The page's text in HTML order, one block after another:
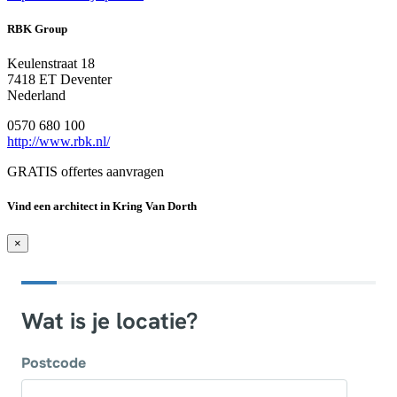
RBK Group
Keulenstraat 18
7418 ET Deventer
Nederland
0570 680 100
http://www.rbk.nl/
GRATIS offertes aanvragen
Vind een architect in Kring Van Dorth
×